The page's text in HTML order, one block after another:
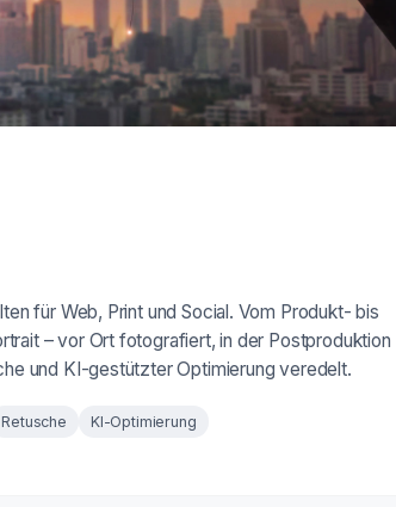
für Web, Print und Social. Vom Produkt- bis
– vor Ort fotografiert, in der Postproduktion
und KI-gestützter Optimierung veredelt.
Retusche KI-Optimierung